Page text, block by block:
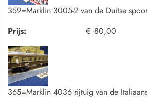
359=Marklin 3005-2 van de Duitse
Prijs:
€ -80,00
365=Marklin 4036 rijtuig van de